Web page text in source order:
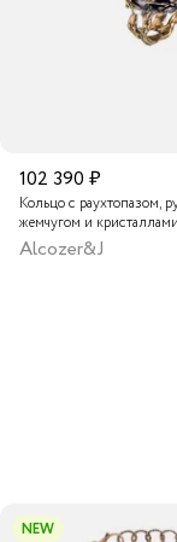
102 390 ₽
Кольцо с раухтопазом,
жемчугом и
Alcozer&J
NEW